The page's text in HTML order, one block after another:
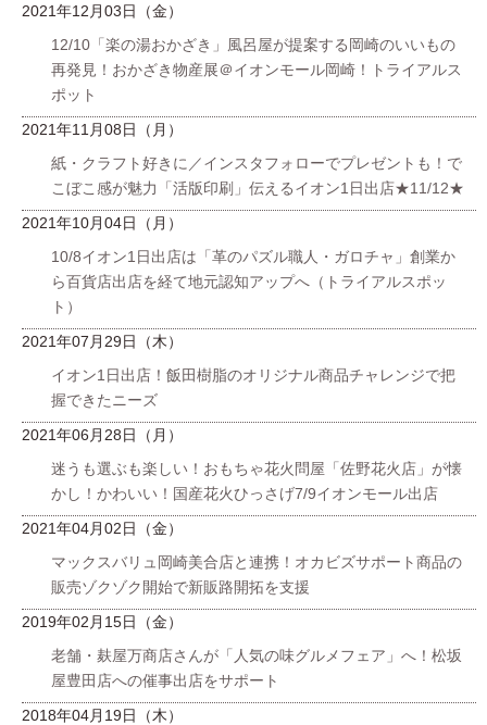
2021年12月03日（金）
12/10「楽の湯おかざき」風呂屋が提案する岡崎のいいもの
再発見！おかざき物産展＠イオンモール岡崎！トライアルス
ポット
2021年11月08日（月）
紙・クラフト好きに／インスタフォローでプレゼントも！で
こぼこ感が魅力「活版印刷」伝えるイオン1日出店★11/12★
2021年10月04日（月）
10/8イオン1日出店は「革のパズル職人・ガロチャ」創業か
ら百貨店出店を経て地元認知アップへ（トライアルスポッ
ト）
2021年07月29日（木）
イオン1日出店！飯田樹脂のオリジナル商品チャレンジで把
握できたニーズ
2021年06月28日（月）
迷うも選ぶも楽しい！おもちゃ花火問屋「佐野花火店」が懐
かし！かわいい！国産花火ひっさげ7/9イオンモール出店
2021年04月02日（金）
マックスバリュ岡崎美合店と連携！オカビズサポート商品の
販売ゾクゾク開始で新販路開拓を支援
2019年02月15日（金）
老舗・麸屋万商店さんが「人気の味グルメフェア」へ！松坂
屋豊田店への催事出店をサポート
2018年04月19日（木）